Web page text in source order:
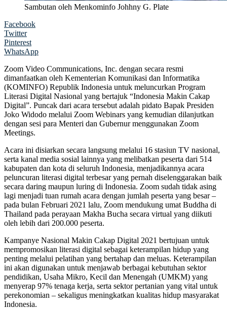
Sambutan oleh Menkominfo Johhny G. Plate
Facebook
Twitter
Pinterest
WhatsApp
Zoom Video Communications, Inc. dengan secara resmi
dimanfaatkan oleh Kementerian Komunikasi dan Informatika
(KOMINFO) Republik Indonesia untuk meluncurkan Program
Literasi Digital Nasional yang bertajuk “Indonesia Makin Cakap
Digital”. Puncak dari acara tersebut adalah pidato Bapak Presiden
Joko Widodo melalui Zoom Webinars yang kemudian dilanjutkan
dengan sesi para Menteri dan Gubernur menggunakan Zoom
Meetings.
Acara ini disiarkan secara langsung melalui 16 stasiun TV nasional,
serta kanal media sosial lainnya yang melibatkan peserta dari 514
kabupaten dan kota di seluruh Indonesia, menjadikannya acara
peluncuran literasi digital terbesar yang pernah diselenggarakan baik
secara daring maupun luring di Indonesia. Zoom sudah tidak asing
lagi menjadi tuan rumah acara dengan jumlah peserta yang besar –
pada bulan Februari 2021 lalu, Zoom mendukung umat Buddha di
Thailand pada perayaan Makha Bucha secara virtual yang diikuti
oleh lebih dari 200.000 peserta.
Kampanye Nasional Makin Cakap Digital 2021 bertujuan untuk
mempromosikan literasi digital sebagai keterampilan hidup yang
penting melalui pelatihan yang bertahap dan meluas. Keterampilan
ini akan digunakan untuk menjawab berbagai kebutuhan sektor
pendidikan, Usaha Mikro, Kecil dan Menengah (UMKM) yang
menyerap 97% tenaga kerja, serta sektor pertanian yang vital untuk
perekonomian – sekaligus meningkatkan kualitas hidup masyarakat
Indonesia.